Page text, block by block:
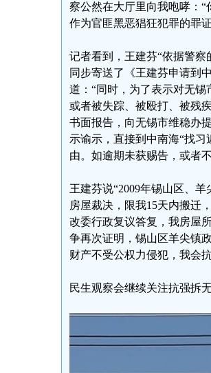
察公然在大厅里向我咆哮：
作为官匪黑恶猖狂犯罪的罪
记者看到，王建芬“依据警
同步寄送了《王建芬申请到
道：“同时，为了表示对无
或者被失踪、被殴打、被残
书面报告，向无锡市维稳办
示谕示，直接到中南海“找
由。如逾期未获赐告，或者
王建芬说“2009年锡山区、
房屋裁决，限我15天内搬迁
改委行政复议答复，我房屋
争再次证明，锡山区羊尖镇
财产不受公权力侵犯，我会
民生观察会继续关注抗强拆